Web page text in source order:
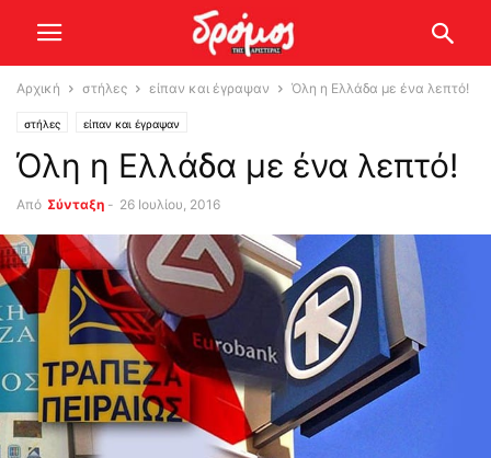
Αρχική στήλες είπαν και έγραψαν Όλη η Ελλάδα με ένα λεπτό!
στήλες είπαν και έγραψαν
Όλη η Ελλάδα με ένα λεπτό!
Από Σύνταξη - 26 Ιουλίου, 2016